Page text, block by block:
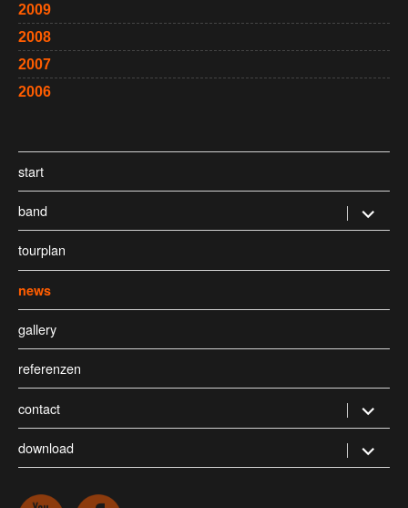
2009
2008
2007
2006
start
band
öffnen
tourplan
news
gallery
referenzen
contact
öffnen
download
öffnen